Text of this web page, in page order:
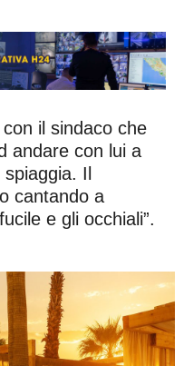
il sindaco che
andare con lui a
Il
cantando a
e gli occhiali”.